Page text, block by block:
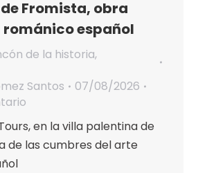
Fromista, obra
español
de la historia,
Santos
07/08/2026
en la villa palentina de
de las cumbres del arte